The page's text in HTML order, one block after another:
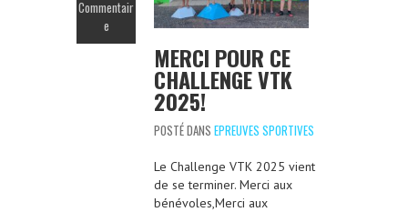
Commentair
e
MERCI POUR CE
CHALLENGE VTK
2025!
POSTÉ DANS EPREUVES SPORTIVES
Le Challenge VTK 2025 vient
de se terminer. Merci aux
bénévoles,Merci aux